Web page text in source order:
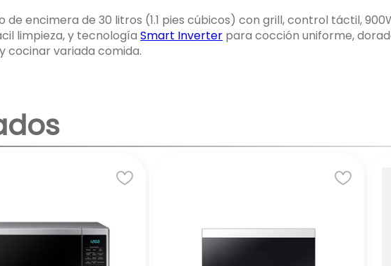
de encimera de 30 litros (1.1 pies cúbicos) con grill, control táctil,
limpieza, y tecnologíaSmart Inverter para cocción uniforme,
cocinar variada comida.